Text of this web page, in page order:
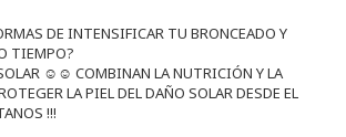
DE INTENSIFICAR TU BRONCEADO Y
TIEMPO?
☺️☺️ COMBINAN LA NUTRICIÓN Y LA
LA PIEL DEL DAÑO SOLAR DESDE EL
!!!